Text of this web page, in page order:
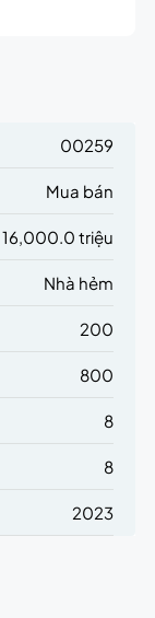
00259
Mua bán
16,000.0 triệu
Nhà hẻm
200
800
8
8
2023